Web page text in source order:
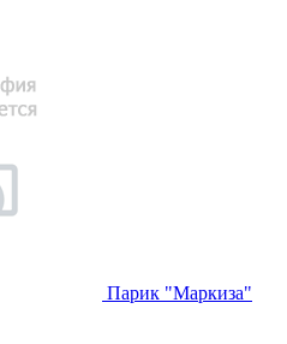
Парик "Маркиза"